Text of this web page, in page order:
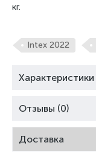
кг.
Intex 2022
Характеристики
Отзывы (0)
Доставка